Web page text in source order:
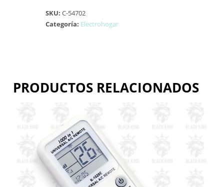
SKU:C-54702
Categoría: Electrohogar
PRODUCTOS RELACIONADOS